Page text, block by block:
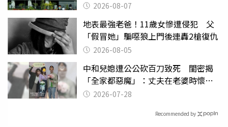
2026-08-07
地表最強老爸！11歲女慘遭侵犯 父
「假冒她」騙噁狼上門後連轟2槍復仇
2026-08-05
中和兒媳遭公公砍百刀致死 閨密揭
「全家都惡魔」：丈夫在老婆時懷孕
摔東西
2026-07-28
Recommended by